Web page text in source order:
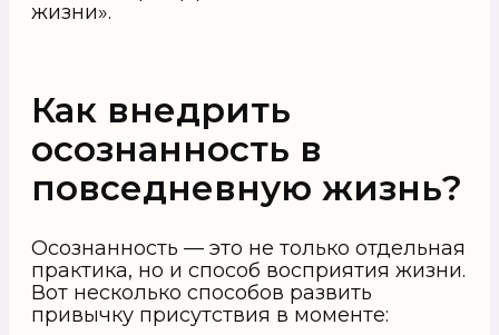
жизни».
Как внедрить
осознанность в
повседневную жизнь?
Осознанность — это не только отдельная
практика, но и способ восприятия жизни.
Вот несколько способов развить
привычку присутствия в моменте: